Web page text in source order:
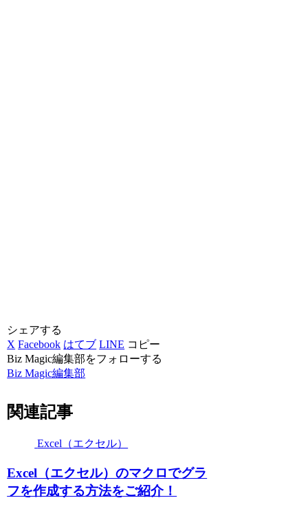
シェアする
X Facebook はてブ LINE コピー
Biz Magic編集部をフォローする
Biz Magic編集部
関連記事
Excel（エクセル）
Excel（エクセル）のマクロでグラ
フを作成する方法をご紹介！